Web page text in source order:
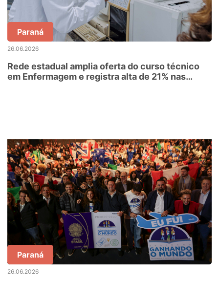
Paraná
26.06.2026
Rede estadual amplia oferta do curso técnico
em Enfermagem e registra alta de 21% nas
Paraná
26.06.2026